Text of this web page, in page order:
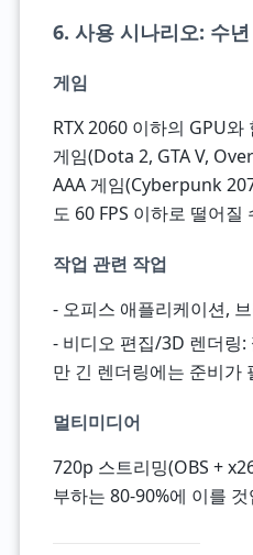
6. 사용 시나리오: 수
게임
RTX 2060 이하의 GPU
게임(Dota 2, GTA V,
AAA 게임(Cyberpunk
도 60 FPS 이하로 떨어질
작업 관련 작업
- 오피스 애플리케이션,
- 비디오 편집/3D 렌더링
만 긴 렌더링에는 준비가
멀티미디어
720p 스트리밍(OBS +
부하는 80-90%에 이를